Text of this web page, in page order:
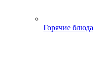
Горячие блюда